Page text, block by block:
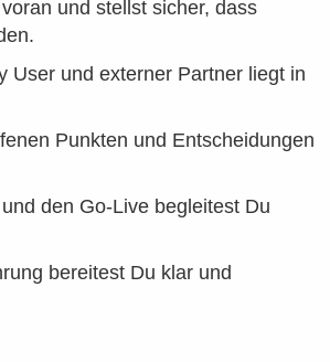
und stellst sicher, dass
User und externer Partner liegt in
Punkten und Entscheidungen
den Go-Live begleitest Du
bereitest Du klar und